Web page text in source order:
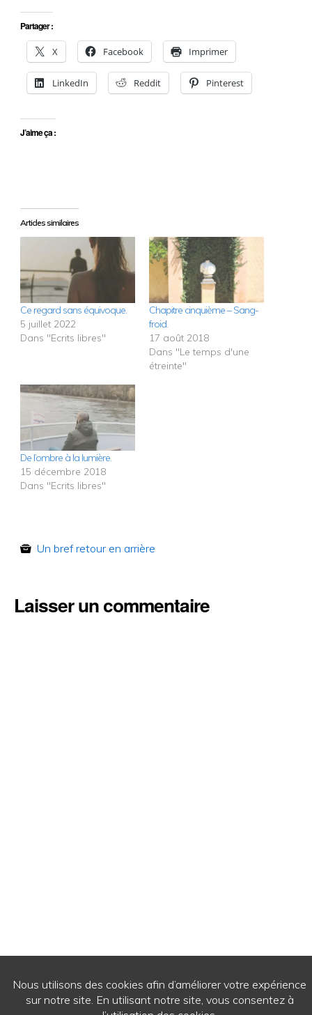
Partager :
X Facebook Imprimer
LinkedIn Reddit Pinterest
J’aime ça :
Articles similaires
Ce regard sans équivoque.
5 juillet 2022
Dans "Ecrits libres"
Chapitre cinquième – Sang-
froid.
17 août 2018
Dans "Le temps d'une
étreinte"
De l’ombre à la lumière.
15 décembre 2018
Dans "Ecrits libres"
Un bref retour en arrière
Laisser un commentaire
© 2026- Ecrits de passage - Tous droits réservés.